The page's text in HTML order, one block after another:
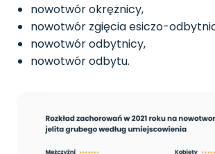
nowotwór okrężnicy,
nowotwór zgięcia esiczo-
nowotwór odbytnicy,
nowotwór odbytu.